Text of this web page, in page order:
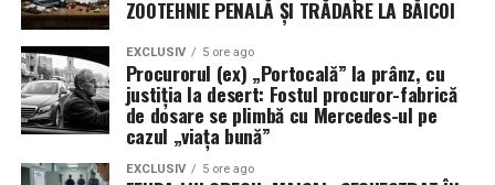
Lecția istoriei și eșecul tactic al noii ere
Istoria navală ne învață că, în ambele Războaie
Mondiale, aliații au fost reticenți în a adopta sistemul
convoaielor, preferând să „vâneze” amenințarea. În
ambele cazuri, strategia a eșuat catastrofal până când s-
ZOOTEHNIE PENALĂ ȘI TRĂDARE LA BĂICOI
EXCLUSIV 5 ore ago
Procurorul (ex) „Portocală” la prânz, cu
justiția la desert: Fostul procuror-fabrică
de dosare se plimbă cu Mercedes-ul pe
cazul „viața bună”
EXCLUSIV 5 ore ago